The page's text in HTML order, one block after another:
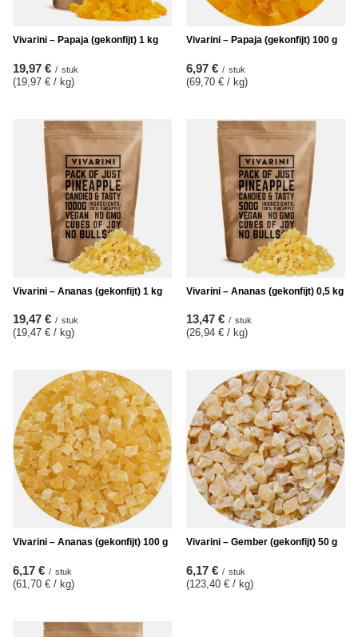
Vivarini – Papaja (gekonfijt) 1 kg
19,97 € / stuk
(19,97 € / kg)
Vivarini – Papaja (gekonfijt) 100 g
6,97 € / stuk
(69,70 € / kg)
Vivarini – Ananas (gekonfijt) 1 kg
19,47 € / stuk
(19,47 € / kg)
Vivarini – Ananas (gekonfijt) 0,5 kg
13,47 € / stuk
(26,94 € / kg)
Vivarini – Ananas (gekonfijt) 100 g
6,17 € / stuk
(61,70 € / kg)
Vivarini – Gember (gekonfijt) 50 g
6,17 € / stuk
(123,40 € / kg)